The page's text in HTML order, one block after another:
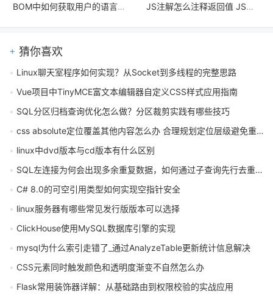
BOM中如何获取用户的语言设置？
JS注解怎么注释返回值 JS函数返回值注解的使用与意义
猜你喜欢
Linux聊天室程序如何实现？从Socket到多线程的完整思路
Vue项目中TinyMCE富文本编辑器自定义CSS样式应用指南
SQL分区归档查询优化怎么做？分区裁剪实践有哪些技巧
css absolute定位覆盖其他内容怎么办 合理规划定位层级避免重叠
linux中dvd版本与cd版本有什么区别
SQL左连接为何会出现多余重复数据，如何通过子查询先行去重优化？
C# 8.0的可空引用类型如何实现空指针安全
linux服务器有哪些常见发行版版本可以选择
ClickHouse使用MySQL数据库引擎的实现
mysql为什么索引走错了_通过AnalyzeTable更新统计信息解决
CSS元素同时触发颜色和透明度渐变不自然怎么办
Flask常用装饰器详解：从基础路由到权限校验的实战应用